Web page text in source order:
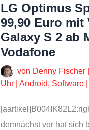
LG Optimus
99,90 Euro mit
Galaxy S 2 ab
Vodafone
von Denny Fischer
Uhr
Android, Software
demnächst vor hat sich